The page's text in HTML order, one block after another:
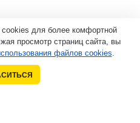
для более комфортной
просмотр страниц сайта, вы
файлов cookies.